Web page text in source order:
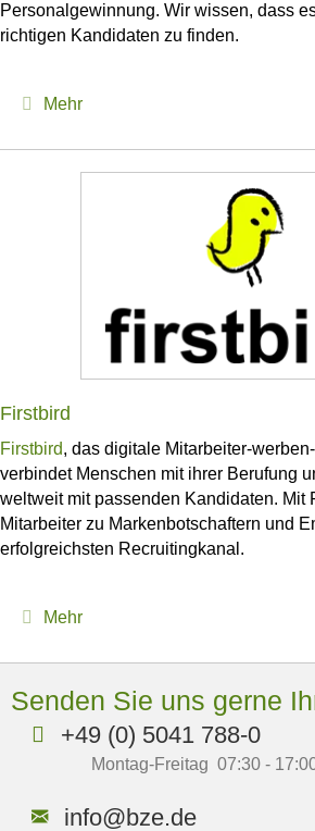
Personalgewinnung. Wir wissen, dass
richtigen Kandidaten zu finden.
Expand
Mehr
Firstbird
Firstbird, das digitale Mitarbeiter-
verbindet Menschen mit ihrer Berufung
weltweit mit passenden Kandidaten. Mit
Mitarbeiter zu Markenbotschaftern und
erfolgreichsten Recruitingkanal.
Expand
Mehr
Senden Sie uns gerne
+49 (0) 5041 788-0
Montag-Freitag 07:30 -
info@bze.de